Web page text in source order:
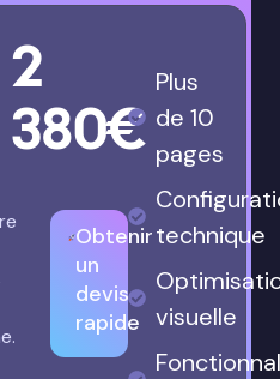
2
380€
Obtenir
un
devis
rapide
Plus
de 10
pages
technique
visuelle